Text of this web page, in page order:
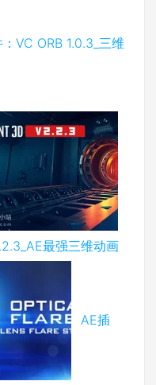
VC ORB 1.0.3_三维
最强三维动画
AE插